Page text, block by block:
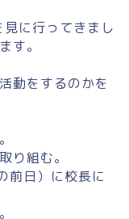
に行ってきまし
す。
動をするのかを
り組む。
前日）に校長に